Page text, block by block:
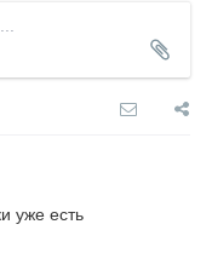
уже есть